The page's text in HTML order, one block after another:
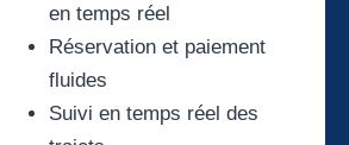
en temps réel
Réservation et paiement
fluides
Suivi en temps réel des